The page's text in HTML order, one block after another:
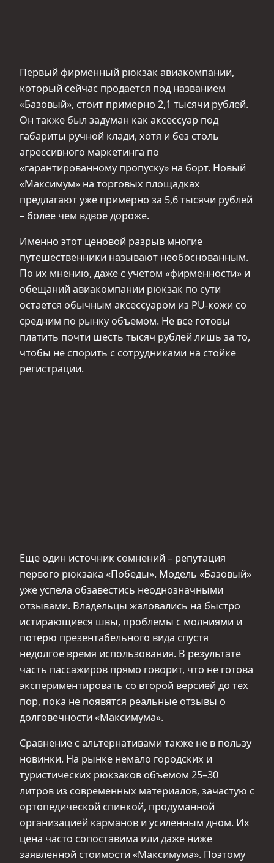
Первый фирменный рюкзак авиакомпании,
который сейчас продается под названием
«Базовый», стоит примерно 2,1 тысячи рублей.
Он также был задуман как аксессуар под
габариты ручной клади, хотя и без столь
агрессивного маркетинга по
«гарантированному пропуску» на борт. Новый
«Максимум» на торговых площадках
предлагают уже примерно за 5,6 тысячи рублей
– более чем вдвое дороже.
Именно этот ценовой разрыв многие
путешественники называют необоснованным.
По их мнению, даже с учетом «фирменности» и
обещаний авиакомпании рюкзак по сути
остается обычным аксессуаром из PU‑кожи со
средним по рынку объемом. Не все готовы
платить почти шесть тысяч рублей лишь за то,
чтобы не спорить с сотрудниками на стойке
регистрации.
Еще один источник сомнений – репутация
первого рюкзака «Победы». Модель «Базовый»
уже успела обзавестись неоднозначными
отзывами. Владельцы жаловались на быстро
истирающиеся швы, проблемы с молниями и
потерю презентабельного вида спустя
недолгое время использования. В результате
часть пассажиров прямо говорит, что не готова
экспериментировать со второй версией до тех
пор, пока не появятся реальные отзывы о
долговечности «Максимума».
Сравнение с альтернативами также не в пользу
новинки. На рынке немало городских и
туристических рюкзаков объемом 25–30
литров из современных материалов, зачастую с
ортопедической спинкой, продуманной
организацией карманов и усиленным дном. Их
цена часто сопоставима или даже ниже
заявленной стоимости «Максимума». Поэтому